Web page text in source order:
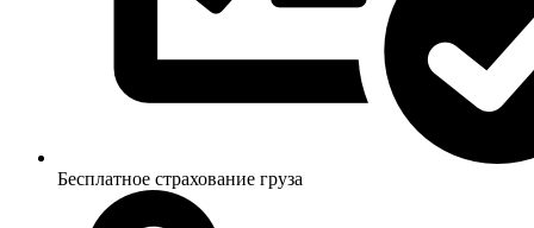
Бесплатное страхование груза